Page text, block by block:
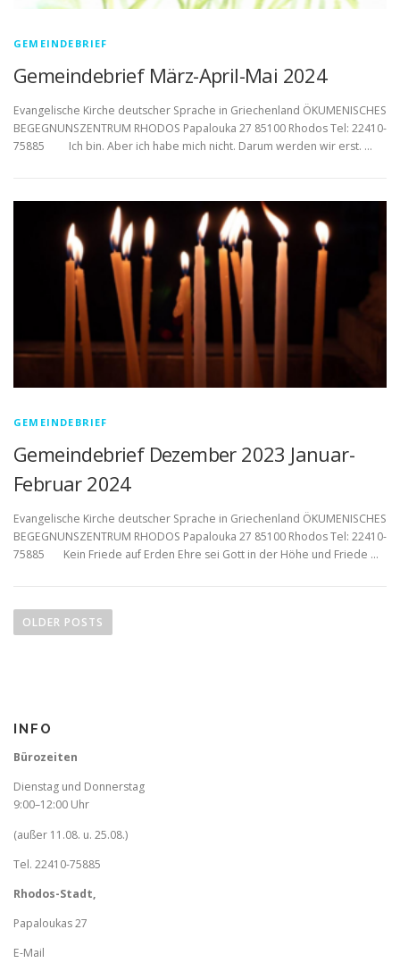
GEMEINDEBRIEF
Gemeindebrief März-April-Mai 2024
Evangelische Kirche deutscher Sprache in Griechenland ÖKUMENISCHES
BEGEGNUNSZENTRUM RHODOS Papalouka 27 85100 Rhodos Tel: 22410-
75885 Ich bin. Aber ich habe mich nicht. Darum werden wir erst. …
GEMEINDEBRIEF
Gemeindebrief Dezember 2023 Januar-
Februar 2024
Evangelische Kirche deutscher Sprache in Griechenland ÖKUMENISCHES
BEGEGNUNSZENTRUM RHODOS Papalouka 27 85100 Rhodos Tel: 22410-
75885 Kein Friede auf Erden Ehre sei Gott in der Höhe und Friede …
o
a
v
i
g
a
o
n
OLDER POSTS
INFO
Bürozeiten
Dienstag und Donnerstag
9:00–12:00 Uhr
(außer 11.08. u. 25.08.)
Tel. 22410-75885
Rhodos-Stadt,
Papaloukas 27
E-Mail